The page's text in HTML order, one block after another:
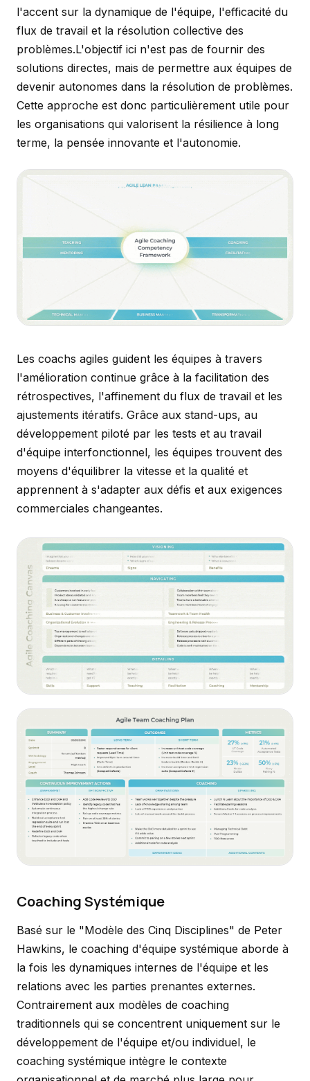
l'accent sur la dynamique de l'équipe, l'efficacité du
flux de travail et la résolution collective des
problèmes.L'objectif ici n'est pas de fournir des
solutions directes, mais de permettre aux équipes de
devenir autonomes dans la résolution de problèmes.
Cette approche est donc particulièrement utile pour
les organisations qui valorisent la résilience à long
terme, la pensée innovante et l'autonomie.
Les coachs agiles guident les équipes à travers
l'amélioration continue grâce à la facilitation des
rétrospectives, l'affinement du flux de travail et les
ajustements itératifs. Grâce aux stand-ups, au
développement piloté par les tests et au travail
d'équipe interfonctionnel, les équipes trouvent des
moyens d'équilibrer la vitesse et la qualité et
apprennent à s'adapter aux défis et aux exigences
commerciales changeantes.
Coaching Systémique
Basé sur le "Modèle des Cinq Disciplines" de Peter
Hawkins, le coaching d'équipe systémique aborde à
la fois les dynamiques internes de l'équipe et les
relations avec les parties prenantes externes.
Contrairement aux modèles de coaching
traditionnels qui se concentrent uniquement sur le
développement de l'équipe et/ou individuel, le
coaching systémique intègre le contexte